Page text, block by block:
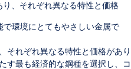
、それぞれ異なる特性と価格
環境にとてもやさしい金属で
それぞれ異なる特性と価格があり
す最も経済的な鋼種を選択し、コ